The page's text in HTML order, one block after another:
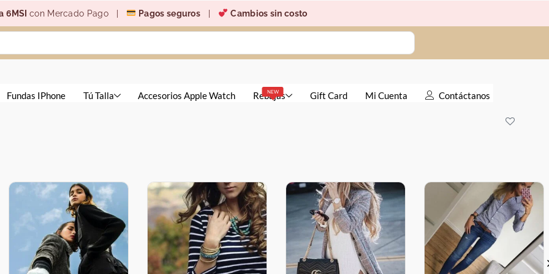
6MSIcon Mercado Pago | Pagos seguros Cambios sin costo
Fundas IPhone Tú Talla Accesorios Apple Watch NEW
Rebajas Gift Card Mi Cuenta Contáctanos